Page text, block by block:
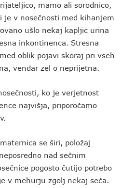
mamo ali sorodnico,
je v nosečnosti med kihanjem
ušlo nekaj kapljic urina
inkontinenca. Stresna
oblik pojavi skoraj pri vseh
vendar zel o neprijetna.
ko je verjetnost
najvišja, priporočamo
se širi, položaj
nad sečnim
pogosto čutijo potrebo
v mehurju zgolj nekaj seča.